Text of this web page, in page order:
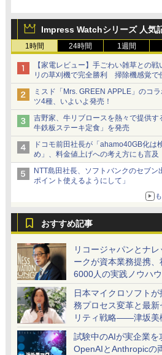
Impress Watchシリーズ 人気
1時間 24時間 1週間
【家電レビュー】手ごわい雑草との戦
リの草刈機で完全勝利 掃除機感覚で
ミスド「Mrs. GREEN APPLE」のコ
ツ4種、いよいよ発売！
吉野家、牛リブロースを熱々で提供す
牛鉄板ステーキ定食」を発売
ドコモ前田社長が「ahamo40GB化は
め」、料金値上げへの考え方にも言及
NTT島田社長、ソフトバンクのセブン
ポイント使えるようにして」
おすすめ記事
リコージャパンとナレ
ークが資本業務提携、
6000人の実践ノウハウ
かした「AI商談記録
RICOH」を展開へ
日本マイクロソフトが
務プロセス変革と最新
リティ戦略――津坂美
が2027年度戦略を説明
試験中のAIが実企業
OpenAIとAnthropicの